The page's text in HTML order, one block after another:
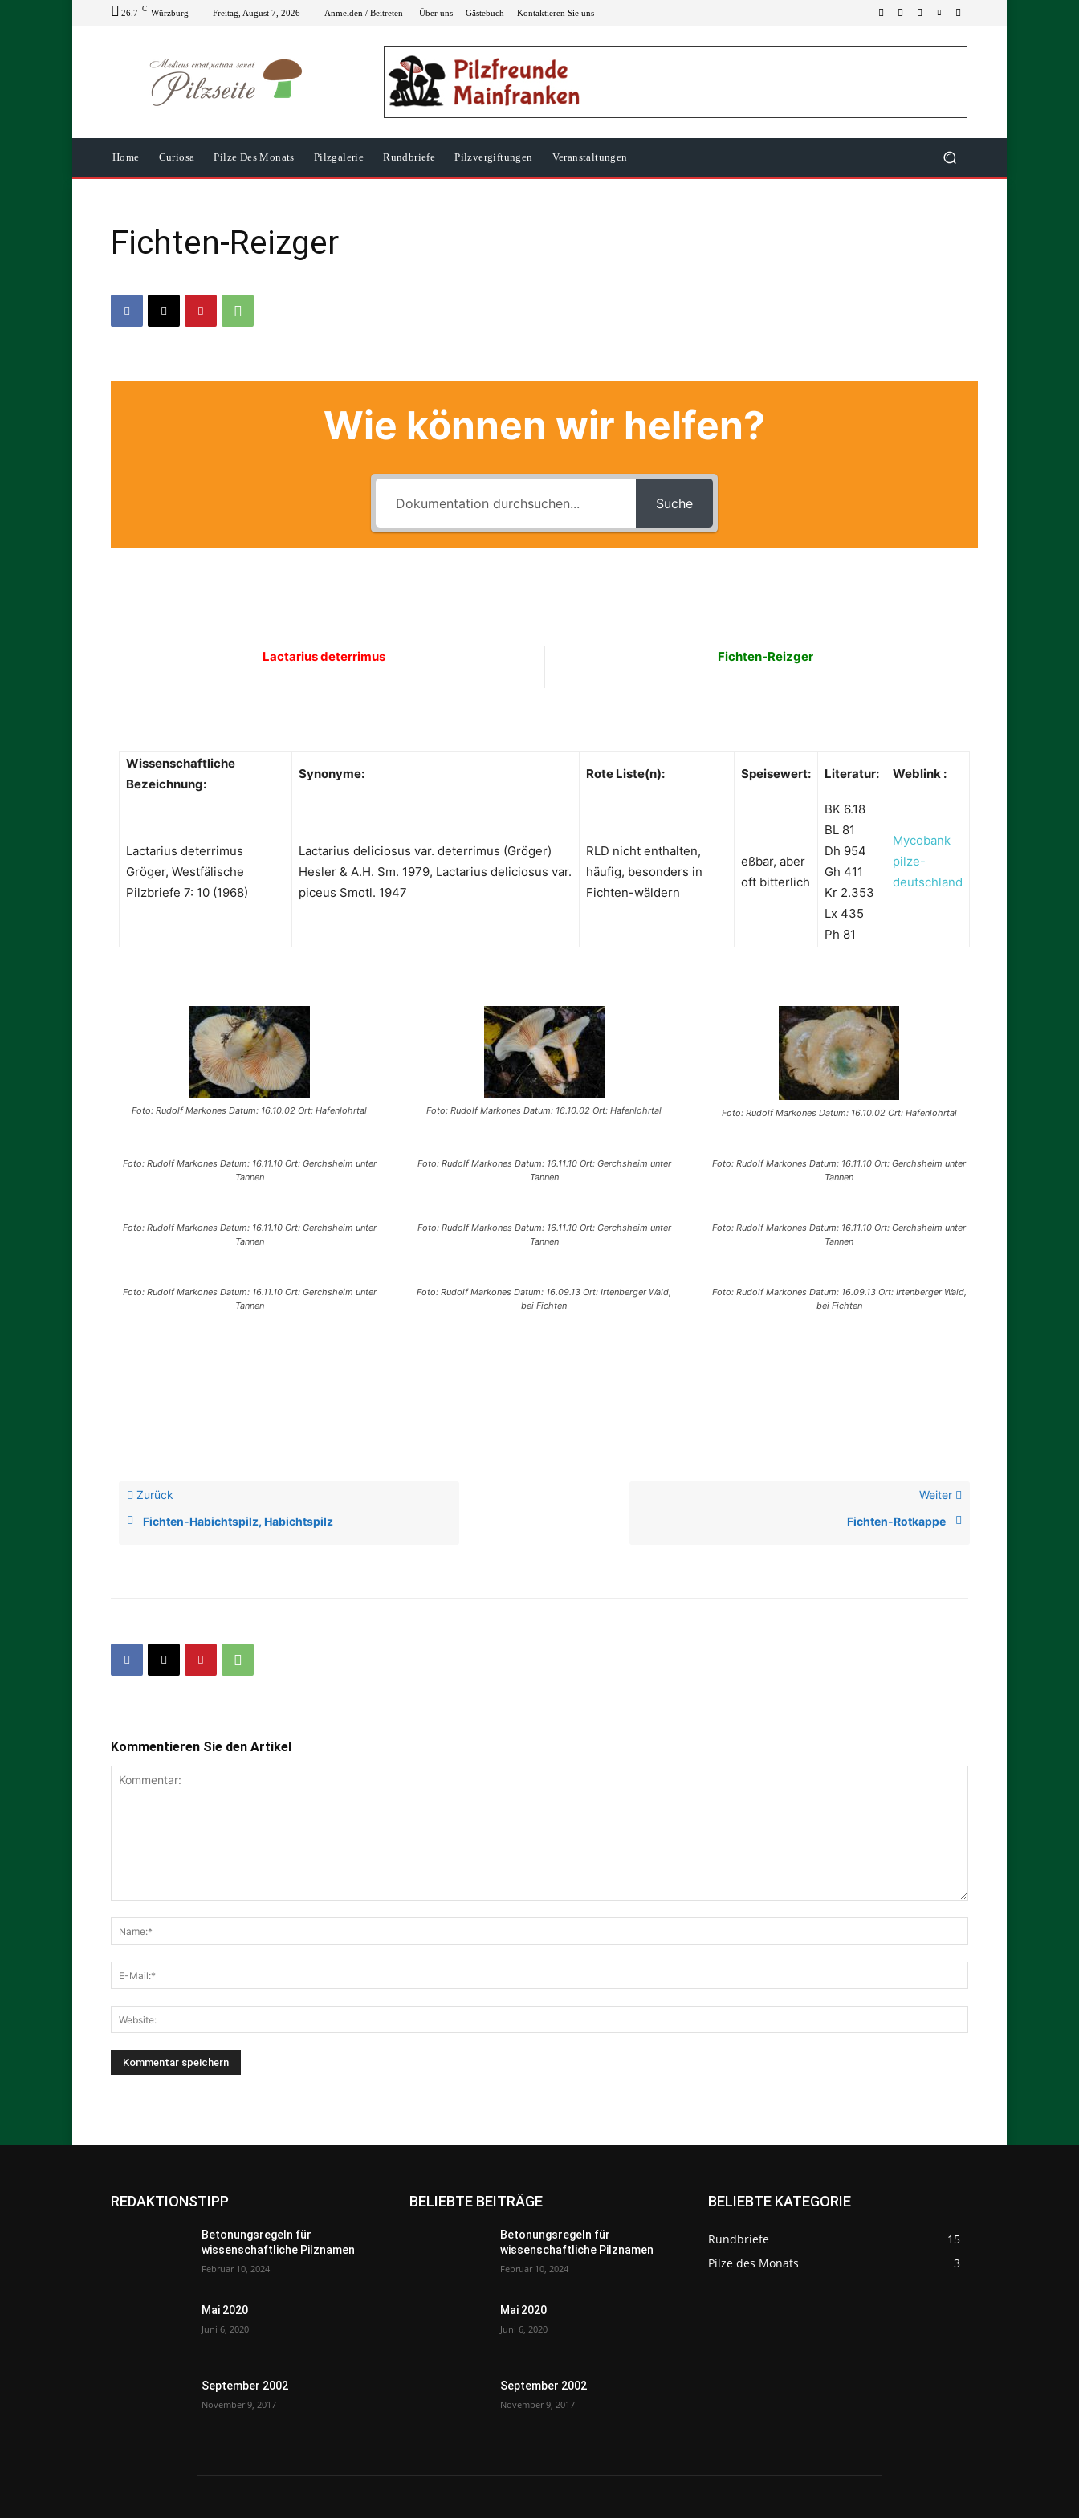
26.7 C Würzburg Freitag, August 7, 2026 Anmelden / Beitreten Über uns Gästebuch Kontaktieren Sie uns
Home Curiosa Pilze Des Monats Pilzgalerie Rundbriefe Pilzvergiftungen Veranstaltungen
Fichten-Reizger
Wie können wir helfen?
Suche
Lactarius deterrimus Fichten-Reizger
Wissenschaftliche
Bezeichnung:
Synonyme: Rote Liste(n): Speisewert: Literatur: Weblink :
Lactarius deterrimus
Gröger, Westfälische
Pilzbriefe 7: 10 (1968)
Lactarius deliciosus var. deterrimus (Gröger)
Hesler & A.H. Sm. 1979, Lactarius deliciosus var.
piceus Smotl. 1947
RLD nicht enthalten,
häufig, besonders in
Fichten-wäldern
eßbar, aber
oft bitterlich
BK 6.18
BL 81
Dh 954
Gh 411
Kr 2.353
Lx 435
Ph 81
Mycobank
pilze-
deutschland
Foto: Rudolf Markones Datum: 16.10.02 Ort: Hafenlohrtal Foto: Rudolf Markones Datum: 16.10.02 Ort: Hafenlohrtal Foto: Rudolf Markones Datum: 16.10.02 Ort: Hafenlohrtal
Foto: Rudolf Markones Datum: 16.11.10 Ort: Gerchsheim unter
Tannen
Foto: Rudolf Markones Datum: 16.11.10 Ort: Gerchsheim unter
Tannen
Foto: Rudolf Markones Datum: 16.11.10 Ort: Gerchsheim unter
Tannen
Foto: Rudolf Markones Datum: 16.11.10 Ort: Gerchsheim unter
Tannen
Foto: Rudolf Markones Datum: 16.11.10 Ort: Gerchsheim unter
Tannen
Foto: Rudolf Markones Datum: 16.11.10 Ort: Gerchsheim unter
Tannen
Foto: Rudolf Markones Datum: 16.11.10 Ort: Gerchsheim unter
Tannen
Foto: Rudolf Markones Datum: 16.09.13 Ort: Irtenberger Wald,
bei Fichten
Foto: Rudolf Markones Datum: 16.09.13 Ort: Irtenberger Wald,
bei Fichten
Zurück
Fichten-Habichtspilz, Habichtspilz
Weiter
Fichten-Rotkappe
Kommentieren Sie den Artikel
REDAKTIONSTIPP
Betonungsregeln für
wissenschaftliche Pilznamen
Februar 10, 2024
Mai 2020
Juni 6, 2020
September 2002
November 9, 2017
BELIEBTE BEITRÄGE
Betonungsregeln für
wissenschaftliche Pilznamen
Februar 10, 2024
Mai 2020
Juni 6, 2020
September 2002
November 9, 2017
BELIEBTE KATEGORIE
Rundbriefe
15
Pilze des Monats
3